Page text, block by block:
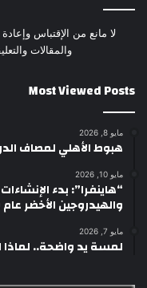
لا مانع من الإقتباس
والمقالات
Most Viewed Posts
مايو 8, 2026
هبوط الأهلي لمصاف
مايو 10, 2026
“هاينفرا”: بدء
والهيدروجين الأخضر عام 2030
مايو 7, 2026
لمسة يد واضحة..